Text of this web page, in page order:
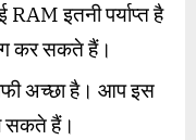
इतनी पर्याप्त है
कर सकते हैं।
अच्छा है। आप इस
सकते हैं।